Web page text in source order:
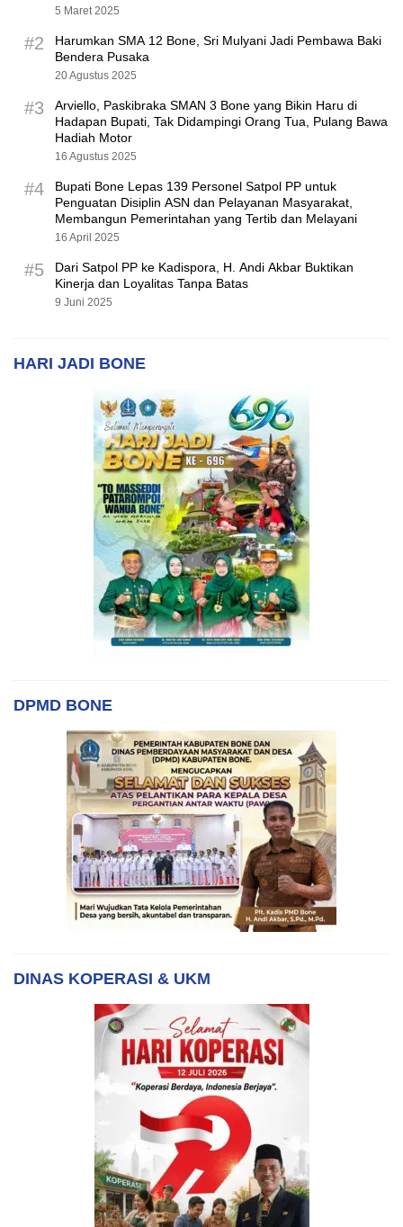
5 Maret 2025
#2
Harumkan SMA 12 Bone, Sri Mulyani Jadi Pembawa Baki
Bendera Pusaka
20 Agustus 2025
#3
Arviello, Paskibraka SMAN 3 Bone yang Bikin Haru di
Hadapan Bupati, Tak Didampingi Orang Tua, Pulang Bawa
Hadiah Motor
16 Agustus 2025
#4
Bupati Bone Lepas 139 Personel Satpol PP untuk
Penguatan Disiplin ASN dan Pelayanan Masyarakat,
Membangun Pemerintahan yang Tertib dan Melayani
16 April 2025
#5
Dari Satpol PP ke Kadispora, H. Andi Akbar Buktikan
Kinerja dan Loyalitas Tanpa Batas
9 Juni 2025
HARI JADI BONE
DPMD BONE
DINAS KOPERASI & UKM